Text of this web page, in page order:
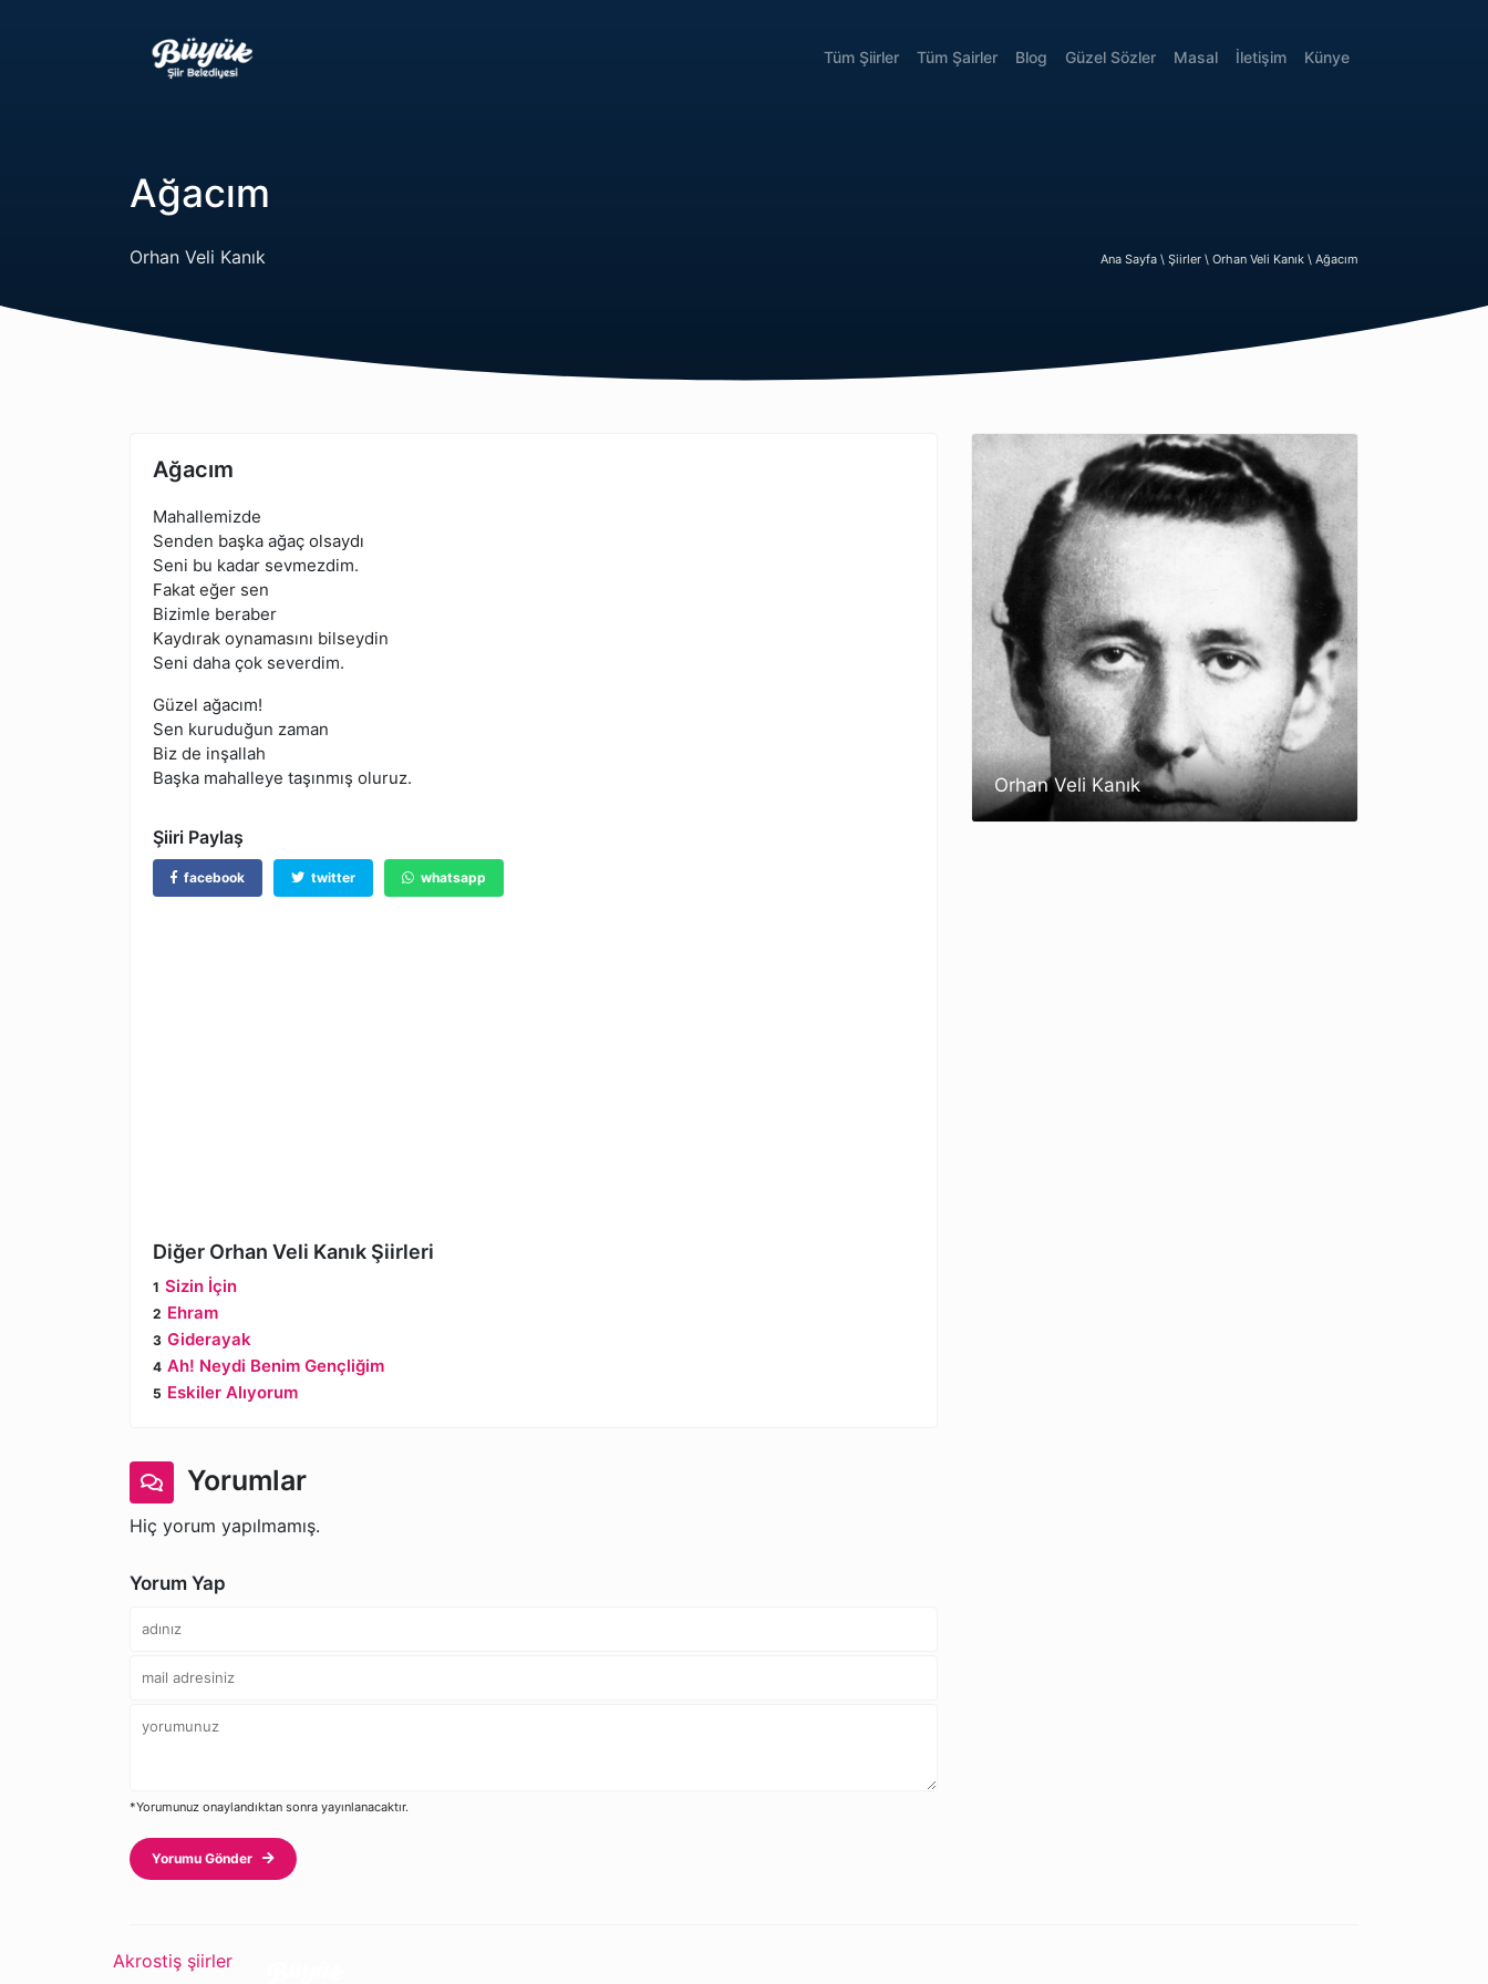
Tüm Şiirler Tüm Şairler Blog Güzel Sözler Masal İletişim Künye
Ağacım
Orhan Veli Kanık Ana Sayfa \ Şiirler \ Orhan Veli Kanık \ Ağacım
Ağacım
Mahallemizde
Senden başka ağaç olsaydı
Seni bu kadar sevmezdim.
Fakat eğer sen
Bizimle beraber
Kaydırak oynamasını bilseydin
Seni daha çok severdim.
Güzel ağacım!
Sen kuruduğun zaman
Biz de inşallah
Başka mahalleye taşınmış oluruz.
Şiiri Paylaş
facebook twitter whatsapp
Diğer Orhan Veli Kanık Şiirleri
Sizin İçin
Ehram
Giderayak
Ah! Neydi Benim Gençliğim
Eskiler Alıyorum
Orhan Veli Kanık
Yorumlar
Hiç yorum yapılmamış.
Yorum Yap
*Yorumunuz onaylandıktan sonra yayınlanacaktır.
Yorumu Gönder
Akrostiş şiirler